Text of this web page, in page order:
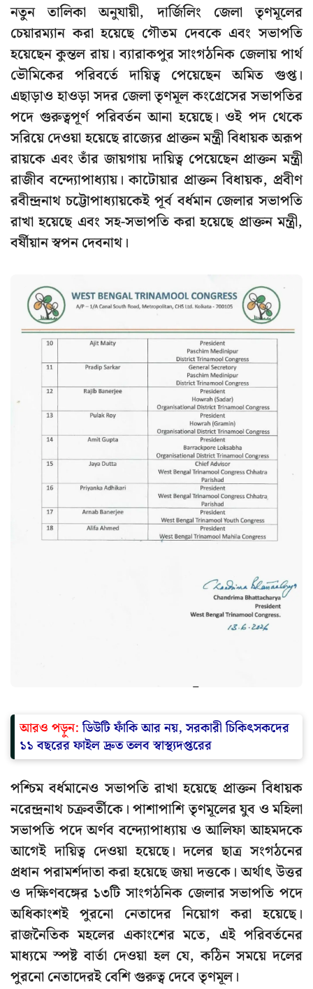
নতুন তালিকা অনুযায়ী, দার্জিলিং জেলা তৃণমূলের
চেয়ারম্যান করা হয়েছে গৌতম দেবকে এবং সভাপতি
হয়েছেন কুন্তল রায়। ব্যারাকপুর সাংগঠনিক জেলায় পার্থ
ভৌমিকের পরিবর্তে দায়িত্ব পেয়েছেন অমিত গুপ্ত।
এছাড়াও হাওড়া সদর জেলা তৃণমূল কংগ্রেসের সভাপতির
পদে গুরুত্বপূর্ণ পরিবর্তন আনা হয়েছে। ওই পদ থেকে
সরিয়ে দেওয়া হয়েছে রাজ্যের প্রাক্তন মন্ত্রী বিধায়ক অরূপ
রায়কে এবং তাঁর জায়গায় দায়িত্ব পেয়েছেন প্রাক্তন মন্ত্রী
রাজীব বন্দ্যোপাধ্যায়। কাটোয়ার প্রাক্তন বিধায়ক, প্রবীণ
রবীন্দ্রনাথ চট্টোপাধ্যায়কেই পূর্ব বর্ধমান জেলার সভাপতি
রাখা হয়েছে এবং সহ-সভাপতি করা হয়েছে প্রাক্তন মন্ত্রী,
বর্ষীয়ান স্বপন দেবনাথ।
আরও পড়ুন:ডিউটি ফাঁকি আর নয়, সরকারী চিকিৎসকদের
১১ বছরের ফাইল দ্রুত তলব স্বাস্থ্যদপ্তরের
পশ্চিম বর্ধমানেও সভাপতি রাখা হয়েছে প্রাক্তন বিধায়ক
নরেন্দ্রনাথ চক্রবর্তীকে। পাশাপাশি তৃণমূলের যুব ও মহিলা
সভাপতি পদে অর্ণব বন্দ্যোপাধ্যায় ও আলিফা আহমদকে
আগেই দায়িত্ব দেওয়া হয়েছে। দলের ছাত্র সংগঠনের
প্রধান পরামর্শদাতা করা হয়েছে জয়া দত্তকে। অর্থাৎ উত্তর
ও দক্ষিণবঙ্গের ১৩টি সাংগঠনিক জেলার সভাপতি পদে
অধিকাংশই পুরনো নেতাদের নিয়োগ করা হয়েছে।
রাজনৈতিক মহলের একাংশের মতে, এই পরিবর্তনের
মাধ্যমে স্পষ্ট বার্তা দেওয়া হল যে, কঠিন সময়ে দলের
পুরনো নেতাদেরই বেশি গুরুত্ব দেবে তৃণমূল।